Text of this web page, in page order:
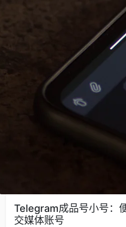
Telegram成品号小号：
交媒体账号